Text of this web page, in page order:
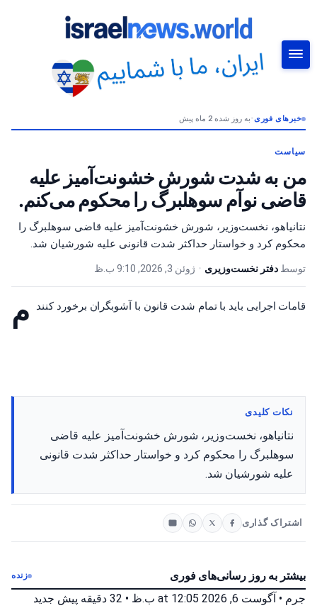
خبرهای فوری•به روز شده 2 ماه پیش
سیاست
من به شدت شورش خشونت‌آمیز علیه
قاضی نوآم سوهلبرگ را محکوم می‌کنم.
نتانیاهو، نخست‌وزیر، شورش خشونت‌آمیز علیه قاضی سوهلبرگ را
محکوم کرد و خواستار حداکثر شدت قانونی علیه شورشیان شد.
توسط دفتر نخست‌وزیری • ژوئن 3, 2026, 9:10 ب.ظ
م قامات اجرایی باید با تمام شدت قانون با آشوبگران برخورد کنند
نکات کلیدی
نتانیاهو، نخست‌وزیر، شورش خشونت‌آمیز علیه قاضی
سوهلبرگ را محکوم کرد و خواستار حداکثر شدت قانونی
علیه شورشیان شد.
اشتراک گذاری
بیشتر به روز رسانی‌های فوری زنده
جرم • آگوست 6, 2026 at 12:05 ب.ظ • 32 دقیقه پیش جدید